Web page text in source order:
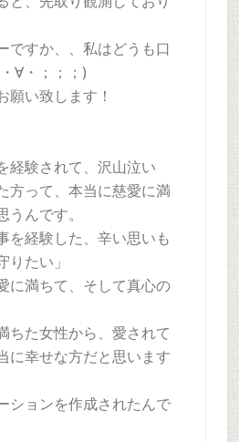
ですか、、私はどうも口
∀・；；；)
願い致します！
経験されて、沢山泣い
方って、本当に慈愛に満
うんです。
を経験した、辛い思いも
りたい」
に満ちて、そして真心の
ちた女性から、愛されて
に幸せな方だと思います
ションを作成されたんで